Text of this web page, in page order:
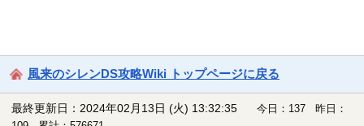
風来のシレンDS攻略Wiki トップページに戻る
最終更新日：2024年02月13日 (火) 13:32:35
今日：137 昨日：